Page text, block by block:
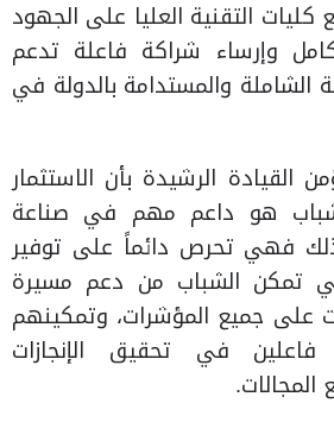
التقنية العليا على الجهود
وإرساء شراكة فاعلة تدعم
الشاملة والمستدامة بالدولة في
القيادة الرشيدة بأن الاستثمار
هو داعم مهم في صناعة
فهي تحرص دائماً على توفير
تمكن الشباب من دعم مسيرة
على جميع المؤشرات، وتمكينهم
فاعلين في تحقيق الإنجازات